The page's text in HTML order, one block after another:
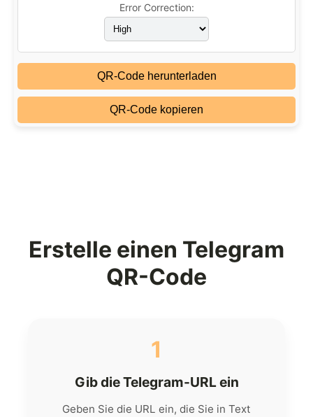
Error Correction:
QR-Code herunterladen
QR-Code kopieren
Erstelle einen Telegram
QR-Code
1
Gib die Telegram-URL ein
Geben Sie die URL ein, die Sie in Text